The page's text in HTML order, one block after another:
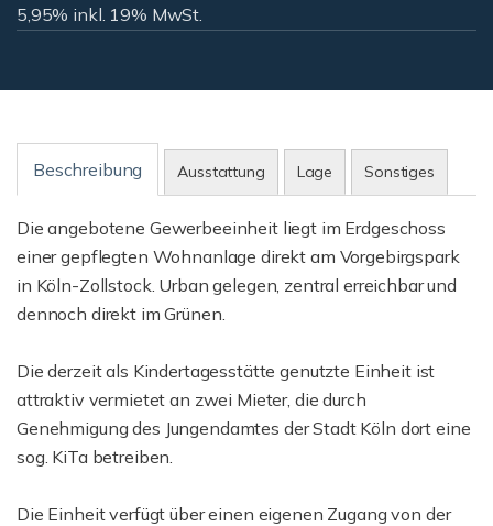
5,95% inkl. 19% MwSt.
Beschreibung Ausstattung Lage Sonstiges
Die angebotene Gewerbeeinheit liegt im Erdgeschoss
einer gepflegten Wohnanlage direkt am Vorgebirgspark
in Köln-Zollstock. Urban gelegen, zentral erreichbar und
dennoch direkt im Grünen.
Die derzeit als Kindertagesstätte genutzte Einheit ist
attraktiv vermietet an zwei Mieter, die durch
Genehmigung des Jungendamtes der Stadt Köln dort eine
sog. KiTa betreiben.
Die Einheit verfügt über einen eigenen Zugang von der